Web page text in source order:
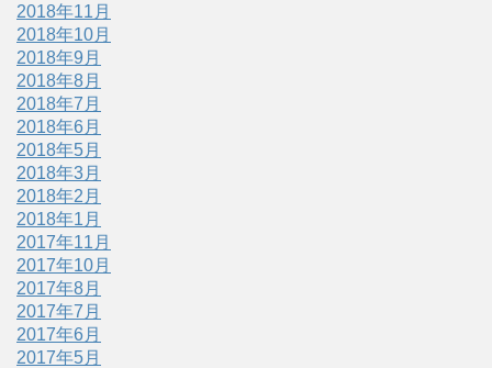
2018年11月
2018年10月
2018年9月
2018年8月
2018年7月
2018年6月
2018年5月
2018年3月
2018年2月
2018年1月
2017年11月
2017年10月
2017年8月
2017年7月
2017年6月
2017年5月